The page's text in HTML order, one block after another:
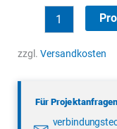
1421
zzgl. Versandkosten
Für